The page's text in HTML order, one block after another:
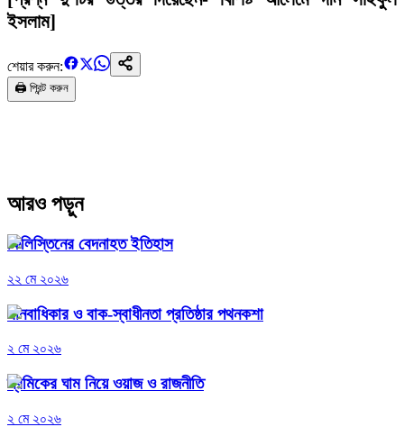
ইসলাম]
শেয়ার করুন:
🖨️ প্রিন্ট করুন
আরও পড়ুন
ফিলিস্তিনের বেদনাহত ইতিহাস
২২ মে ২০২৬
মানবাধিকার ও বাক-স্বাধীনতা প্রতিষ্ঠার পথনকশা
২ মে ২০২৬
শ্রমিকের ঘাম নিয়ে ওয়াজ ও রাজনীতি
২ মে ২০২৬